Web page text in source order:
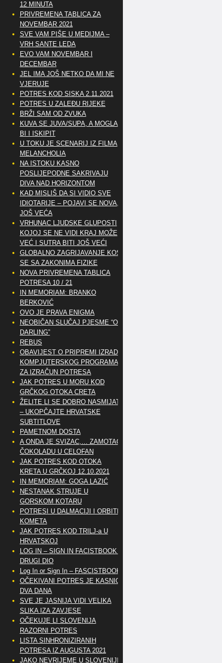
12 MINUTA
PRIVREMENA TABLICA ZA
NOVEMBAR 2021
SVE VAM PIŠE U MEDIJMA –
VRH SANTE LEDA
EVO VAM NOVEMBAR I
DECEMBAR
JEL IMA JOŠ NETKO DA MI NE
VJERUJE
POTRES KOD SISKA 2.11.2021
POTRES U ZALEĐU RIJEKE
BRŽI SAM OD ZVUKA
KUVA SE JUVA/SUPA, A MOGLA
BI I ISKIPIT
U TOKU JE SCENARIJ IZ FILMA
MELANCHOLIA
NA ISTOKU KASNO
POSLIJEPODNE SAKRIVAJU
DIVA NAD HORIZONTOM
KAD MISLIŠ DA SI VIDIO SVE
IDIOTARIJE – POJAVI SE NOVA,..
JOŠ VEĆA
VRHUNAC LJUDSKE GLUPOSTI
KOJOJ SE NE VIDI KRAJ MOŽE
VEĆ I SUTRA BITI JOŠ VEĆI
GLOBALNO ZAGRIJAVANJE KOSI
SE SA ZAKONIMA FIZIKE
NOVA PRIVREMENA TABLICA
POTRESA 10 / 21
IN MEMORIAM: BRANKO
BERKOVIĆ
OVO JE PRAVA ENIGMA
NEOBIČAN SLUČAJ PJESME “OH
DARLING”
REBUS
OBAVIJEST O PRIPREMI IZRADE
KOMPJUTERSKOG PROGRAMA
ZA IZRAČUN POTRESA
JAK POTRES U MORU KOD
GRČKOG OTOKA CRETA
ŽELITE LI SE DOBRO NASMIJATI
– UKOPČAJTE HRVATSKE
SUBTITLOVE
PAMETNOM DOSTA
A ONDA JE SVIZAC,… ZAMOTAO
ČOKOLADU U CELOFAN
JAK POTRES KOD OTOKA
KRETA U GRČKOJ 12.10.2021
IN MEMORIAM: GOGA LAZIĆ
NESTANAK STRUJE U
GORSKOM KOTARU
POTRESI U DALMACIJI I ORBITE
KOMETA
JAK POTRES KOD TRILJ-a U
HRVATSKOJ
LOG IN – SIGN IN FACISTBOOK –
DRUGI DIO
Log In or Sign In – FASCISTBOOK
OČEKIVANI POTRES JE KASNIO
DVA DANA
SVE JE JASNIJA VIDI VELIKA
SLIKA IZA ZAVJESE
OČEKUJE LI SLOVENIJA
RAZORNI POTRES
LISTA SINHRONIZIRANIH
POTRESA IZ AUGUSTA 2021
JAKO NEVRIJEME U SLOVENIJI